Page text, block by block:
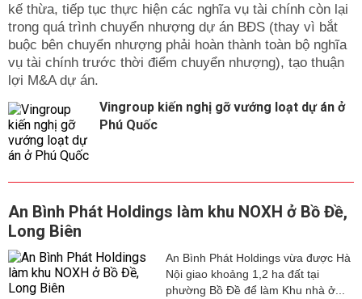
kế thừa, tiếp tục thực hiện các nghĩa vụ tài chính còn lại
trong quá trình chuyển nhượng dự án BĐS (thay vì bắt
buộc bên chuyển nhượng phải hoàn thành toàn bộ nghĩa
vụ tài chính trước thời điểm chuyển nhượng), tạo thuận
lợi M&A dự án.
Vingroup kiến nghị gỡ vướng loạt dự án ở
Phú Quốc
An Bình Phát Holdings làm khu NOXH ở Bồ Đề,
Long Biên
An Bình Phát Holdings vừa được Hà
Nội giao khoảng 1,2 ha đất tại
phường Bồ Đề để làm Khu nhà ở...